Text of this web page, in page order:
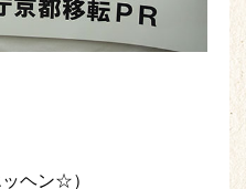
ヘン☆）